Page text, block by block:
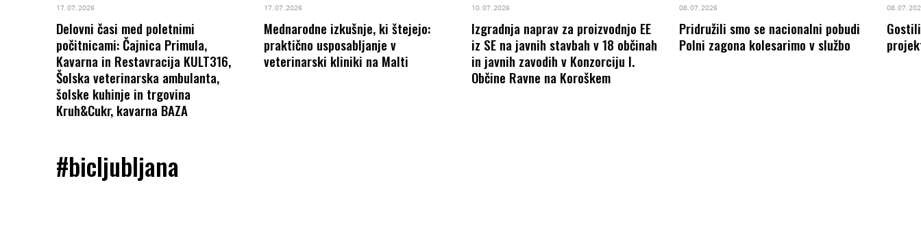
17. 07. 2026
Delovni časi med poletnimi
počitnicami: Čajnica Primula,
Kavarna in Restavracija KULT316,
Šolska veterinarska ambulanta,
šolske kuhinje in trgovina
Kruh&Cukr, kavarna BAZA
17. 07. 2026
Mednarodne izkušnje, ki štejejo:
praktično usposabljanje v
veterinarski kliniki na Malti
10. 07. 2026
Izgradnja naprav za proizvodnjo EE
iz SE na javnih stavbah v 18 občinah
in javnih zavodih v Konzorciju I.
Občine Ravne na Koroškem
08. 07. 2026
Pridružili smo se nacionalni pobudi
Polni zagona kolesarimo v službo
08. 07.
#bicljubljana